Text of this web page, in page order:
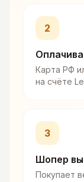
2
Карта РФ
на счёте
3
Шопер
Покупает